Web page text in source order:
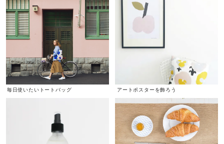
毎日使いたいトートバッグ アートポスターを飾ろう